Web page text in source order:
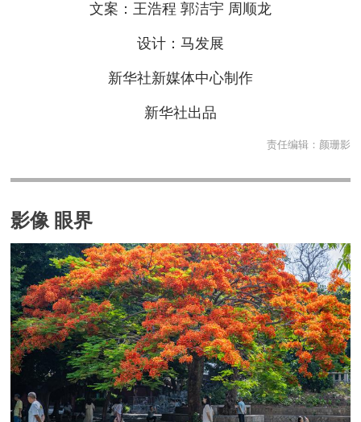
文案：王浩程 郭洁宇 周顺龙
设计：马发展
新华社新媒体中心制作
新华社出品
责任编辑： 颜珊影
影像 眼界